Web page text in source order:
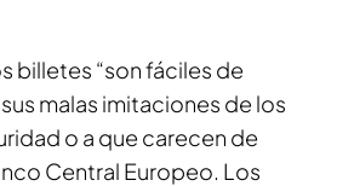
billetes “son fáciles de
malas imitaciones de los
o a que carecen de
Central Europeo. Los